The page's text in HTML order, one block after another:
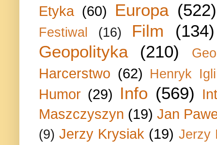
Etyka (60) Europa (522)
Festiwal (16) Film
(134)
Geopolityka
(210)
Harcerstwo (62) Henryk
Humor (29) Info (569)
Maszczyszyn (19) Jan
(9) Jerzy Krysiak (19) Jerzy